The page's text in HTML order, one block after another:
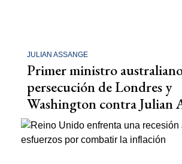
JULIAN ASSANGE
Primer ministro
persecución de Londres y
Washington contra Julian